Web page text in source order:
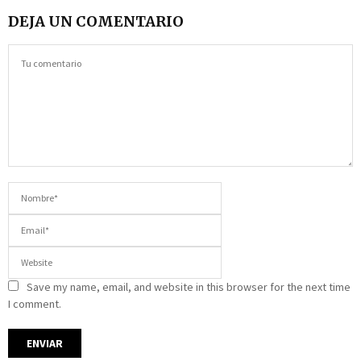
DEJA UN COMENTARIO
Save my name, email, and website in this browser for the next time
I comment.